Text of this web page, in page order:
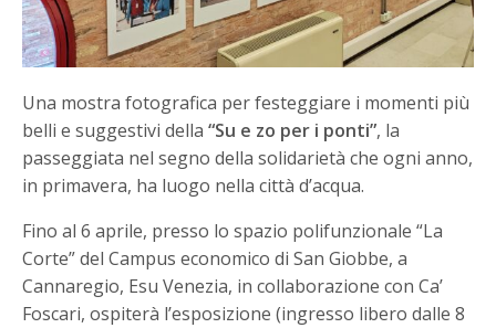
Una mostra fotografica per festeggiare i momenti più
belli e suggestivi della“Su e zo per i ponti”, la
passeggiata nel segno della solidarietà che ogni anno,
in primavera, ha luogo nella città d’acqua.
Fino al 6 aprile, presso lo spazio polifunzionale “La
Corte” del Campus economico di San Giobbe, a
Cannaregio, Esu Venezia, in collaborazione con Ca’
Foscari, ospiterà l’esposizione (ingresso libero dalle 8